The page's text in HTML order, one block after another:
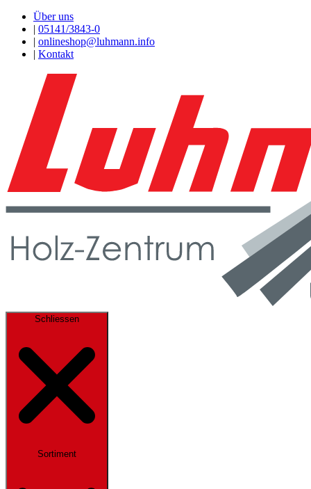
Über uns
| 05141/3843-0
| onlineshop@luhmann.info
| Kontakt
Schliessen
Sortiment